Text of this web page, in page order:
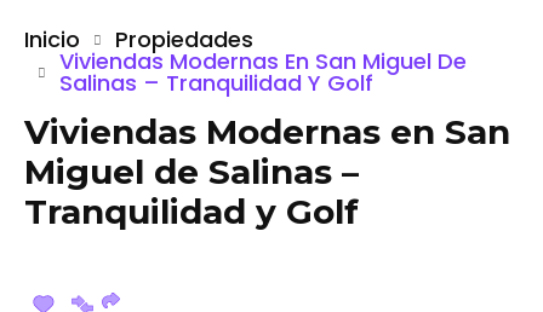
Inicio Propiedades
Viviendas Modernas En San Miguel De
Salinas – Tranquilidad Y Golf
Viviendas Modernas en San
Miguel de Salinas –
Tranquilidad y Golf